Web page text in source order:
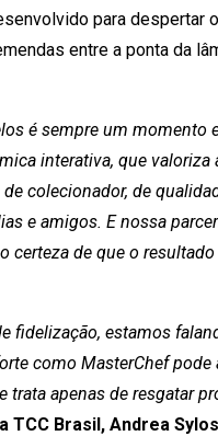
para despertar
entre a ponta da
é sempre um
interativa, que valoriza
colecionador, de
e amigos. E nossa
certeza de que o
fidelização, estamos
como MasterChef
trata apenas de resgatar
TCC Brasil, Andrea Sylos